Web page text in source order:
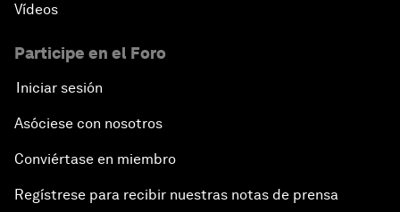
Vídeos
Participe en el Foro
Iniciar sesión
Asóciese con nosotros
Conviértase en miembro
Regístrese para recibir nuestras notas de prensa